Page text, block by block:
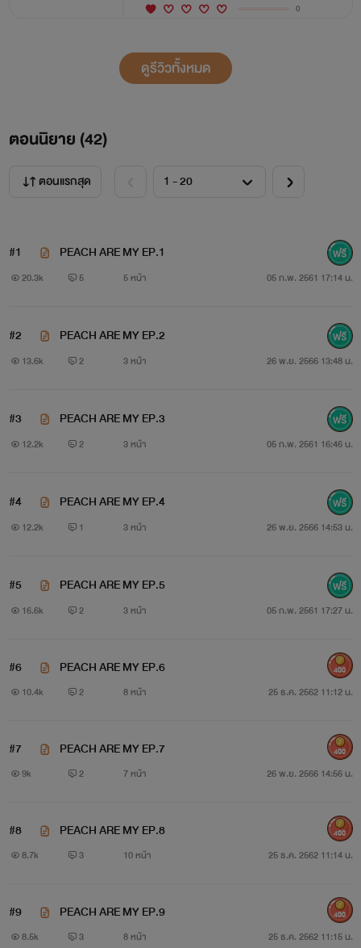
ระหว่างเธอกับฉันมาลองดูกัน
เรียนคณะสถาปัตยกรรม ปี3
มีรถขับ หื่นบ้างเป็นบางเวลา
"ฉันเป็นพี่เธอนะโว๊ย"
0
ดูรีวิวทั้งหมด
ตอนนิยาย (42)
ตอนแรกสุด
#1 PEACH ARE MY EP.1
20.3k 5 5 หน้า 05 ก.พ. 2561 17:14 น.
#2 PEACH ARE MY EP.2
13.6k 2 3 หน้า 26 พ.ย. 2566 13:48 น.
#3 PEACH ARE MY EP.3
12.2k 2 3 หน้า 05 ก.พ. 2561 16:46 น.
#4 PEACH ARE MY EP.4
12.2k 1 3 หน้า 26 พ.ย. 2566 14:53 น.
#5 PEACH ARE MY EP.5
16.6k 2 3 หน้า 05 ก.พ. 2561 17:27 น.
#6 PEACH ARE MY EP.6
10.4k 2 8 หน้า 25 ธ.ค. 2562 11:12 น.
400
#7 PEACH ARE MY EP.7
9k 2 7 หน้า 26 พ.ย. 2566 14:56 น.
400
#8 PEACH ARE MY EP.8
8.7k 3 10 หน้า 25 ธ.ค. 2562 11:14 น.
400
#9 PEACH ARE MY EP.9
8.5k 3 8 หน้า 25 ธ.ค. 2562 11:15 น.
400